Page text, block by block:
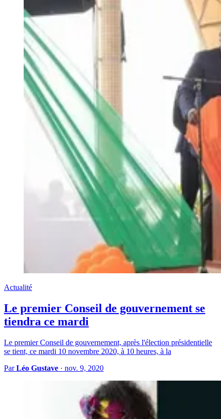
Actualité
Le premier Conseil de gouvernement se
tiendra ce mardi
Le premier Conseil de gouvernement, après l'élection présidentielle
se tient, ce mardi 10 novembre 2020, à 10 heures, à la
ParLéo Gustave · nov. 9, 2020